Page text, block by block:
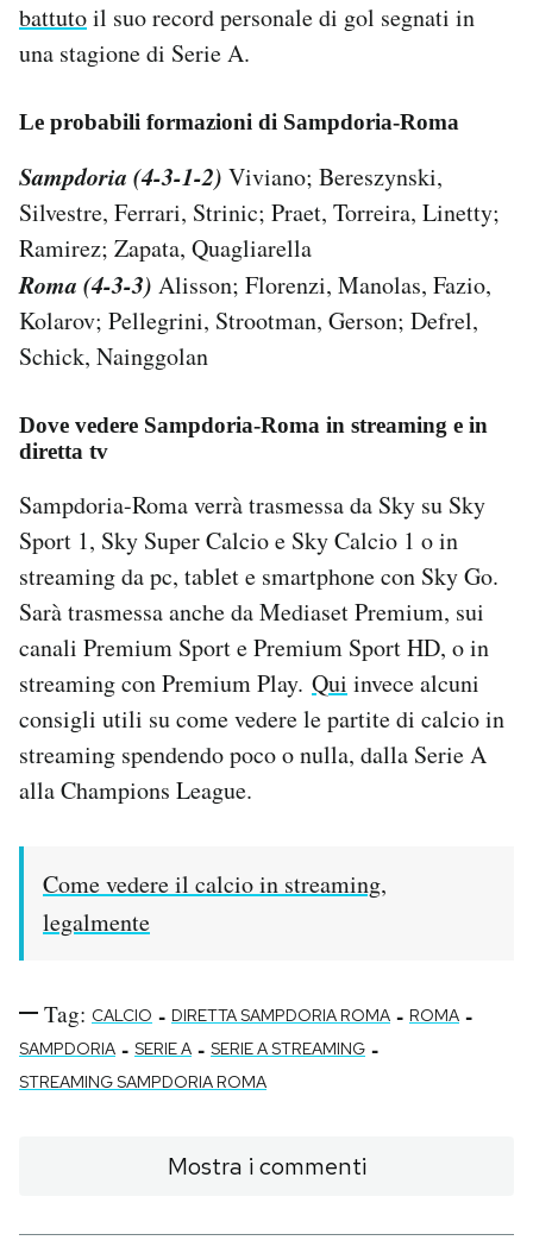
battutoil suo record personale di gol segnati in
una stagione di Serie A.
Le probabili formazioni di Sampdoria-Roma
Sampdoria (4-3-1-2) Viviano; Bereszynski,
Silvestre, Ferrari, Strinic; Praet, Torreira, Linetty;
Ramirez; Zapata, Quagliarella
Roma (4-3-3) Alisson; Florenzi, Manolas, Fazio,
Kolarov; Pellegrini, Strootman, Gerson; Defrel,
Schick, Nainggolan
Dove vedere Sampdoria-Roma in streaming e in
diretta tv
Sampdoria-Roma verrà trasmessa da Sky su Sky
Sport 1, Sky Super Calcio e Sky Calcio 1 o in
streaming da pc, tablet e smartphone con Sky Go.
Sarà trasmessa anche da Mediaset Premium, sui
canali Premium Sport e Premium Sport HD, o in
streaming con Premium Play. Qui invece alcuni
consigli utili su come vedere le partite di calcio in
streaming spendendo poco o nulla, dalla Serie A
alla Champions League.
Come vedere il calcio in streaming,
legalmente
Tag: CALCIO - DIRETTA SAMPDORIA ROMA - ROMA -
SAMPDORIA - SERIE A - SERIE A STREAMING -
STREAMING SAMPDORIA ROMA
Mostra i commenti